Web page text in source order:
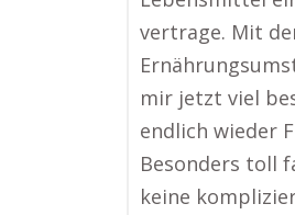
vertrage. Mit
mir jetzt viel
endlich wieder
Besonders toll
keine